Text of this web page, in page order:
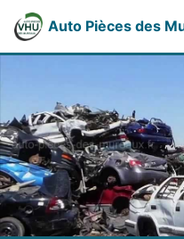
Auto Pièces des